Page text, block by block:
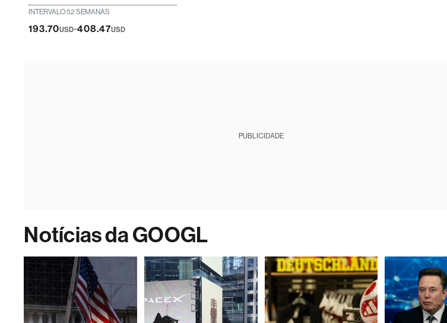
INTERVALO 52 SEMANAS
193.70USD-408.47USD
PUBLICIDADE
Notícias da GOOGL